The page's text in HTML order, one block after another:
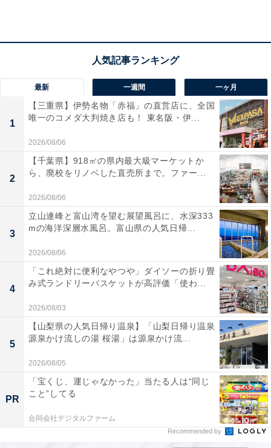
平日：会員 850円 / 一般 950円（小人 400円）
土・日・祝：会員 900円 / 一般 1000円（小人 400円）
宿泊可否
宿泊：不可（年中無休の日帰り温泉施設であり、営業時
間は23:00までとなっています。）
【愛知県の人気スーパー銭湯】「おかざき楽
の湯」は平日950円で楽しめる大庭園露天風
呂と希少な湿式スタジアムサウナが自慢の施
最新 一週間 一ヶ月
1
【三重県】伊勢名物「赤福」の直営店に、全国
唯一のコメダ大判焼き店も！ 東名阪・伊...
2026/08/06
2
【千葉県】918㎡の県内最大級マーケットか
ら、廃校をリノベした直売所まで。ファー...
2026/08/06
3
立山連峰と富山湾を望む展望風呂に、水深333
mの海洋深層水風呂。富山県の人気日帰...
2026/08/06
4
「これ絶対に便利なやつや」ダイソーの折り畳
み式ランドリーバスケットが高評価「使わ...
2026/08/03
5
【山梨県の人気日帰り温泉】「山梨日帰り温泉
源泉かけ流しの湯 桜湯」は源泉かけ流...
2026/08/05
PR
「宝くじ、運じゃなかった」当たる人は“同じ
こと”してる
合同会社デジタルファーム
Recommended by